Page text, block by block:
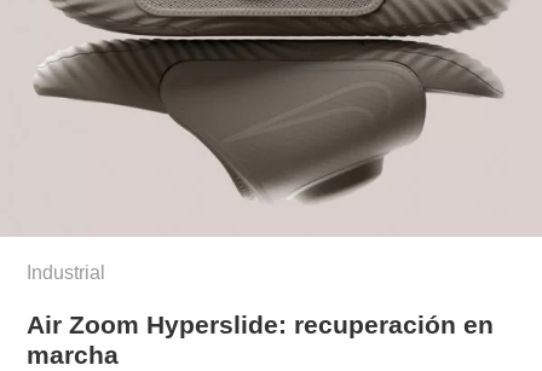
Industrial
Air Zoom Hyperslide: recuperación en
marcha